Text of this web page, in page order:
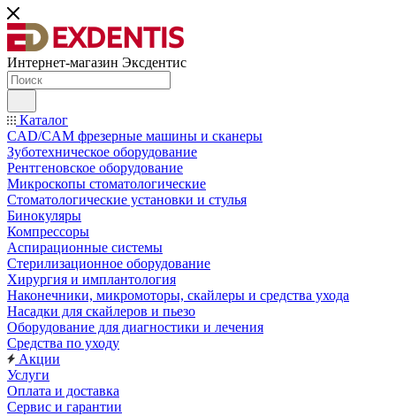
Интернет-магазин Эксдентис
Каталог
CAD/CAM фрезерные машины и сканеры
Зуботехническое оборудование
Рентгеновское оборудование
Микроскопы стоматологические
Стоматологические установки и стулья
Бинокуляры
Компрессоры
Аспирационные системы
Стерилизационное оборудование
Хирургия и имплантология
Наконечники, микромоторы, скайлеры и средства ухода
Насадки для скайлеров и пьезо
Оборудование для диагностики и лечения
Средства по уходу
Акции
Услуги
Оплата и доставка
Сервис и гарантии